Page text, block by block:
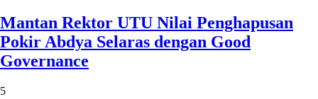
Mantan Rektor UTU Nilai Penghapusan
Pokir Abdya Selaras dengan Good
Governance
5